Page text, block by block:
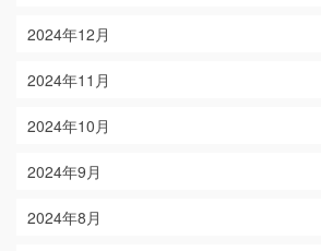
2024年12月
2024年11月
2024年10月
2024年9月
2024年8月